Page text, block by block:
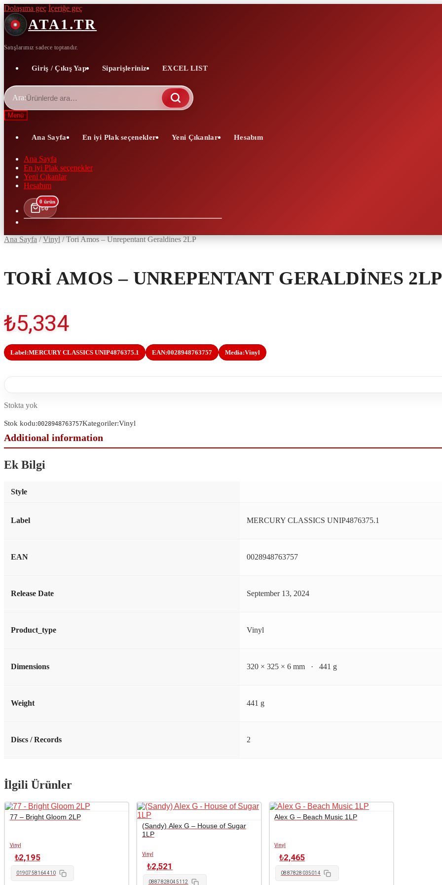
Dolaşıma geç İçeriğe geç
ATA1.TR
Satışlarımız sadece toptandır.
Giriş / Çıkış Yap Siparişleriniz EXCEL LIST
Ara:
Menü
Ana Sayfa En iyi Plak seçenekler Yeni Çıkanlar Hesabım
Ana Sayfa
En iyi Plak seçenekler
Yeni Çıkanlar
Hesabım
₺0
0 ürün
Ana Sayfa /Vinyl /Tori Amos – Unrepentant Geraldines 2LP
TORI AMOS – UNREPENTANT GERALDINES 2LP
₺5,334
Label:MERCURY CLASSICS UNIP4876375.1 EAN:0028948763757 Media:Vinyl
Stokta yok
Stok kodu:0028948763757Kategoriler:Vinyl
Ek Bilgi
Style
Label MERCURY CLASSICS UNIP4876375.1
EAN 0028948763757
Release Date September 13, 2024
Product_type Vinyl
Dimensions 320 × 325 × 6 mm · 441 g
Weight 441 g
Discs / Records 2
İlgili Ürünler
77 – Bright Gloom 2LP
Vinyl
₺2,195
0190758164410
(Sandy) Alex G – House of Sugar
1LP
Vinyl
₺2,521
0887828045112
Alex G – Beach Music 1LP
Vinyl
₺2,465
0887828035014